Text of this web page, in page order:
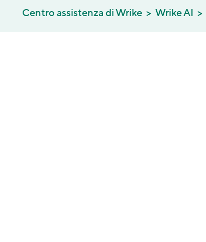
Centro assistenza di Wrike Wrike AI